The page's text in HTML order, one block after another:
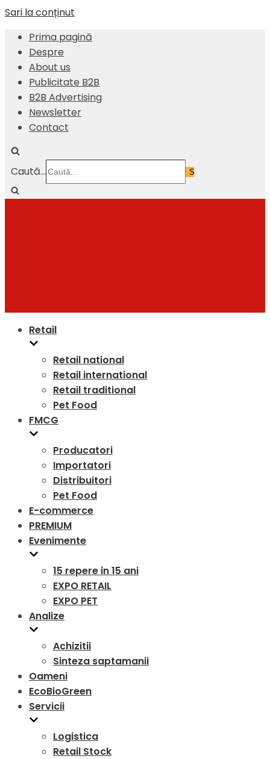
Sari la conținut
Prima pagină
Despre
About us
Publicitate B2B
B2B Advertising
Newsletter
Contact
Caută...
Retail
Retail national
Retail international
Retail traditional
Pet Food
FMCG
Producatori
Importatori
Distribuitori
Pet Food
E-commerce
PREMIUM
Evenimente
15 repere in 15 ani
EXPO RETAIL
EXPO PET
Analize
Achizitii
Sinteza saptamanii
Oameni
EcoBioGreen
Servicii
Logistica
Retail Stock